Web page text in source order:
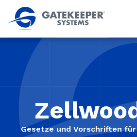
Gesetze und Vorschriften für